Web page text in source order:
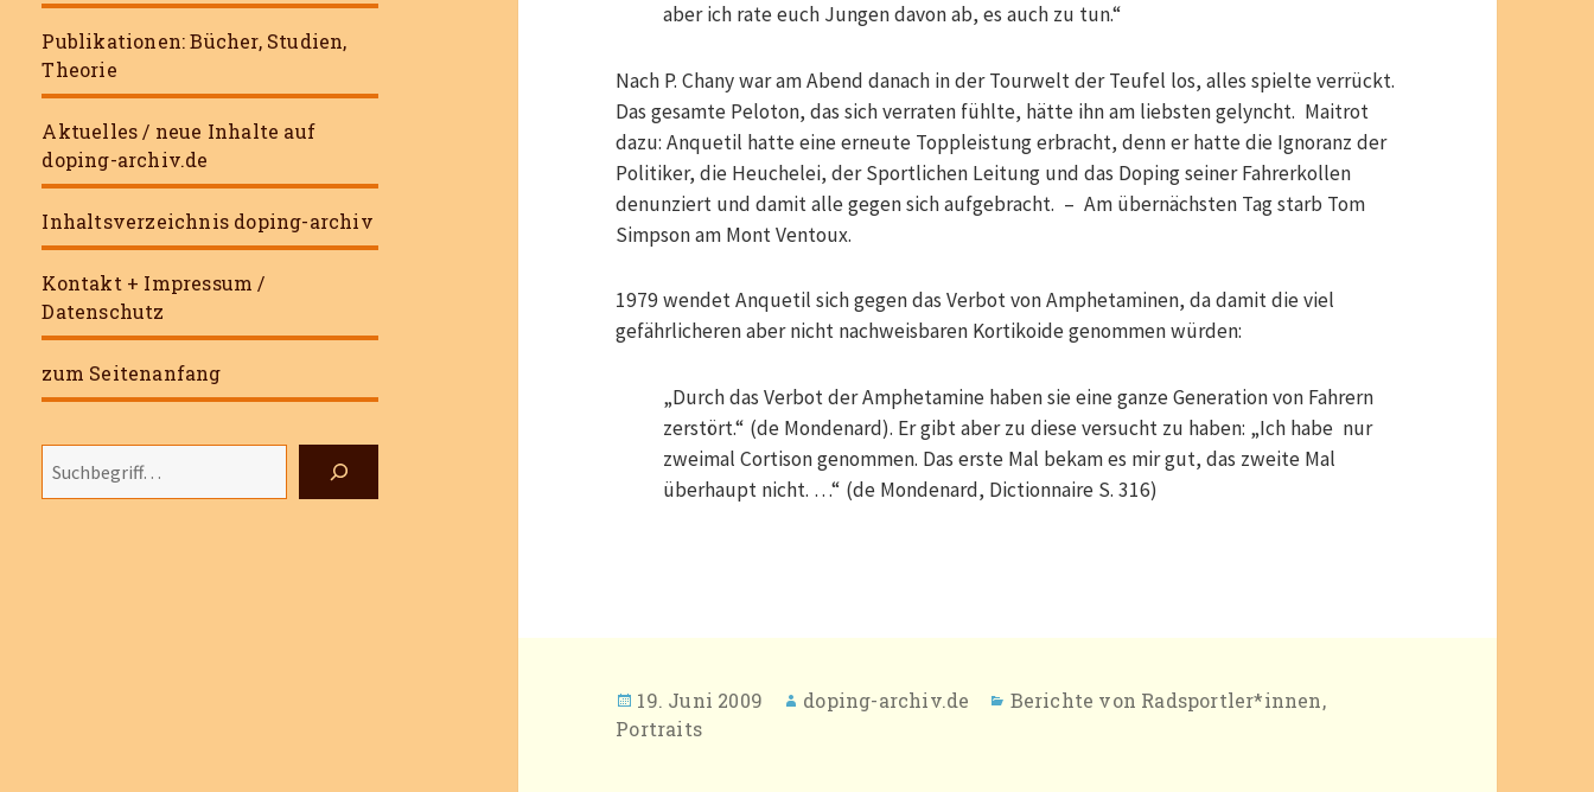
Publikationen: Bücher, Studien,
Theorie
Aktuelles / neue Inhalte auf
doping-archiv.de
Inhaltsverzeichnis doping-archiv
Kontakt + Impressum /
Datenschutz
zum Seitenanfang
aber ich rate euch Jungen davon ab, es auch zu tun.“
Nach P. Chany war am Abend danach in der Tourwelt der Teufel los, alles spielte verrückt.
Das gesamte Peloton, das sich verraten fühlte, hätte ihn am liebsten gelyncht. Maitrot
dazu: Anquetil hatte eine erneute Toppleistung erbracht, denn er hatte die Ignoranz der
Politiker, die Heuchelei, der Sportlichen Leitung und das Doping seiner Fahrerkollen
denunziert und damit alle gegen sich aufgebracht. – Am übernächsten Tag starb Tom
Simpson am Mont Ventoux.
1979 wendet Anquetil sich gegen das Verbot von Amphetaminen, da damit die viel
gefährlicheren aber nicht nachweisbaren Kortikoide genommen würden:
„Durch das Verbot der Amphetamine haben sie eine ganze Generation von Fahrern
zerstört.“ (de Mondenard). Er gibt aber zu diese versucht zu haben: „Ich habe nur
zweimal Cortison genommen. Das erste Mal bekam es mir gut, das zweite Mal
überhaupt nicht. …“ (de Mondenard, Dictionnaire S. 316)
Veröffentlicht
am
19. Juni 2009 Autor
doping-archiv.de Kategorien
Berichte von Radsportler*innen,
Portraits